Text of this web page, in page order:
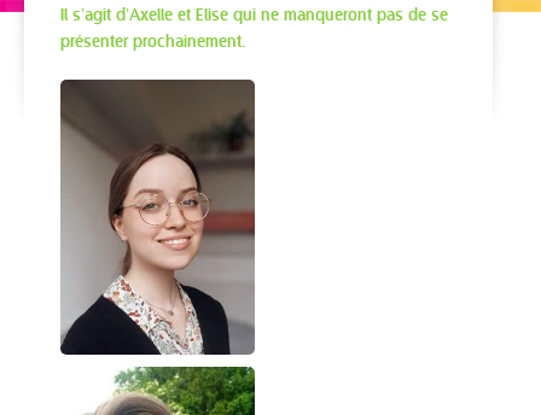
Il s’agit d’Axelle et Elise qui ne manqueront pas de se
présenter prochainement.